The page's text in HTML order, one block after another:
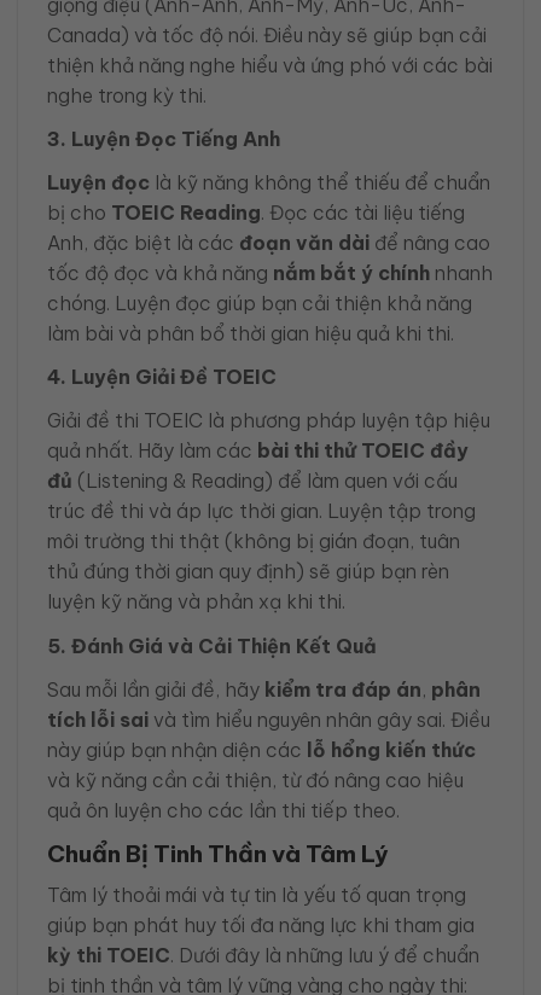
Canada) và tốc độ nói. Điều này sẽ giúp bạn cải
thiện khả năng nghe hiểu và ứng phó với các bài
nghe trong kỳ thi.
3. Luyện Đọc Tiếng Anh
Luyện đọc là kỹ năng không thể thiếu để chuẩn
bị cho TOEIC Reading. Đọc các tài liệu tiếng
Anh, đặc biệt là các đoạn văn dài để nâng cao
tốc độ đọc và khả năng nắm bắt ý chính nhanh
chóng. Luyện đọc giúp bạn cải thiện khả năng
làm bài và phân bổ thời gian hiệu quả khi thi.
4. Luyện Giải Đề TOEIC
Giải đề thi TOEIC là phương pháp luyện tập hiệu
quả nhất. Hãy làm các bài thi thử TOEIC đầy
đủ (Listening & Reading) để làm quen với cấu
trúc đề thi và áp lực thời gian. Luyện tập trong
môi trường thi thật (không bị gián đoạn, tuân
thủ đúng thời gian quy định) sẽ giúp bạn rèn
luyện kỹ năng và phản xạ khi thi.
5. Đánh Giá và Cải Thiện Kết Quả
Sau mỗi lần giải đề, hãy kiểm tra đáp án, phân
tích lỗi sai và tìm hiểu nguyên nhân gây sai. Điều
này giúp bạn nhận diện các lỗ hổng kiến thức
và kỹ năng cần cải thiện, từ đó nâng cao hiệu
quả ôn luyện cho các lần thi tiếp theo.
Chuẩn Bị Tinh Thần và Tâm Lý
Tâm lý thoải mái và tự tin là yếu tố quan trọng
giúp bạn phát huy tối đa năng lực khi tham gia
kỳ thi TOEIC. Dưới đây là những lưu ý để chuẩn
bị tinh thần và tâm lý vững vàng cho ngày thi: